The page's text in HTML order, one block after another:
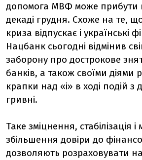
допомога МВФ може прибути
декаді грудня. Схоже на те,
криза відпускає і українські
Нацбанк сьогодні відмінив
заборону про дострокове
банків, а також своїми діями
крапки над «і» в ході подій з
гривні.
Таке зміцнення, стабілізація
збільшення довіри до
дозволяють розраховувати